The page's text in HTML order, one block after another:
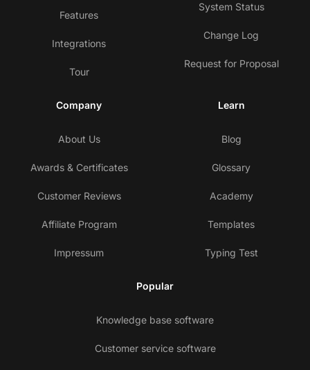
Features
Integrations
Tour
System Status
Change Log
Request for Proposal
Company
About Us
Awards & Certificates
Customer Reviews
Affiliate Program
Impressum
Learn
Blog
Glossary
Academy
Templates
Typing Test
Popular
Knowledge base software
Customer service software